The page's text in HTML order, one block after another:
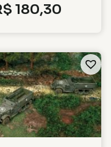
180,30